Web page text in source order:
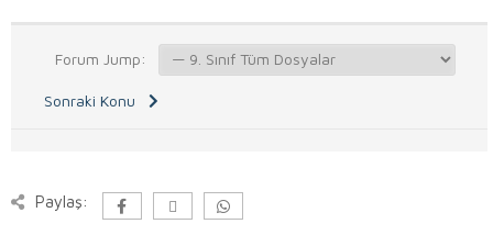
Forum Jump:
Sonraki Konu
Paylaş: